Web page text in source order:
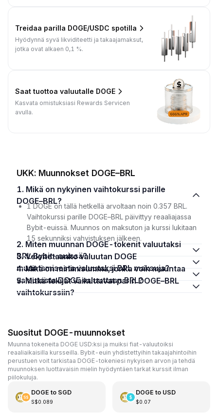
Treidaa parilla DOGE/USDC spotilla
Hyödynnä syvä likviditeetti ja takaajamaksut,
jotka ovat alkaen 0,1 %.
Saat tuottoa valuutalle DOGE
Kasvata omistuksiasi Rewards Servicen
avulla.
UKK: Muunnokset DOGE–BRL
1. Mikä on nykyinen vaihtokurssi parille
DOGE–BRL?
1 DOGE on tällä hetkellä arvoltaan noin 0.357 BRL.
Vaihtokurssi parille DOGE–BRL päivittyy reaaliajassa
Bybit-euissä. Muunnos on maksuton ja kurssi lukitaan
15 sekunniksi vahvistuksen jälkeen.
2. Miten muunnan DOGE-tokenit valuutaksi
BRL Bybit-euissä?
3. Veloitetaanko valuutan DOGE
muuntamisesta valuutaksi BRL maksuja?
4. Mikä on minimisumma, jonka voin muuntaa
valuutasta DOGE valuuttaan BRL?
5. Mitkä tekijät vaikuttavat parin DOGE–BRL
vaihtokurssiin?
Suositut DOGE-muunnokset
Muunna tokeneita DOGE USD:ksi ja muiksi fiat-valuutoiksi
reaaliaikaisilla kursseilla. Bybit-euin yhdistettyihin takaajahintoihin
perustuen voit tarkistaa DOGE-tokeniesi nykyisen arvon ja tehdä
muunnoksen luottavaisin mielin hyödyntäen tarkat kurssit ilman
piilokuluja.
DOGE to SGD
S$0.089
DOGE to USD
$0.07